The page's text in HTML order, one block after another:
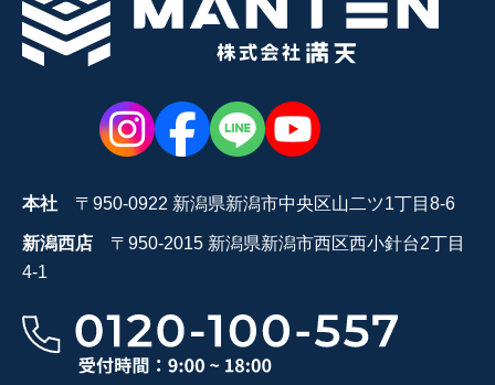
本社 〒950-0922 新潟県新潟市中央区山二ツ1丁目8-6
新潟西店 〒950-2015 新潟県新潟市西区西小針台2丁目
4-1